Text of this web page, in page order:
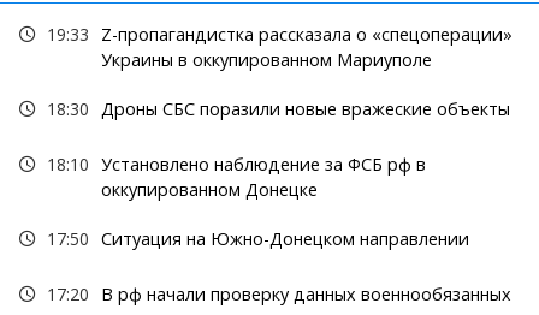
19:33
Z-пропагандистка рассказала о «спецоперации»
Украины в оккупированном Мариуполе
18:30 Дроны СБС поразили новые вражеские объекты
18:10 Установлено наблюдение за ФСБ рф в
оккупированном Донецке
17:50 Ситуация на Южно-Донецком направлении
17:20 В рф начали проверку данных военнообязанных